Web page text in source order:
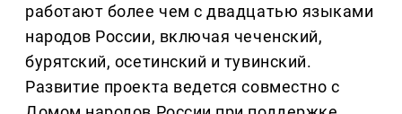
работают более чем с двадцатью языками
народов России, включая чеченский,
бурятский, осетинский и тувинский.
Развитие проекта ведется совместно с